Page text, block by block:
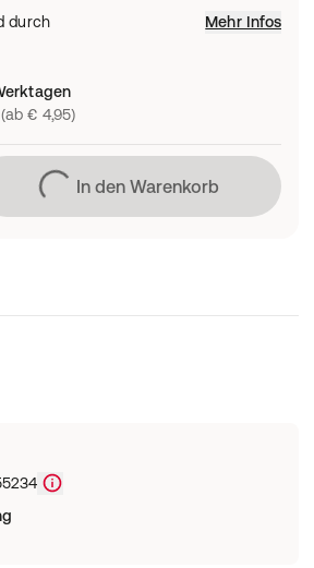
durch Mehr Infos
€ 4,95)
LädtIn den Warenkorb